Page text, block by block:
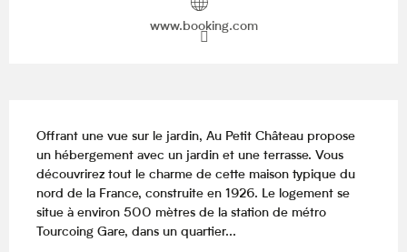
www.booking.com
Offrant une vue sur le jardin, Au Petit Château propose
un hébergement avec un jardin et une terrasse. Vous
découvrirez tout le charme de cette maison typique du
nord de la France, construite en 1926. Le logement se
situe à environ 500 mètres de la station de métro
Tourcoing Gare, dans un quartier...